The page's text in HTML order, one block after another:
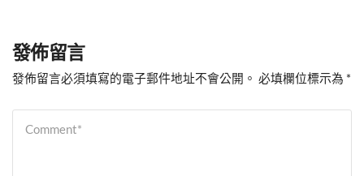
發佈留言
發佈留言必須填寫的電子郵件地址不會公開。 必填欄位標示為 *